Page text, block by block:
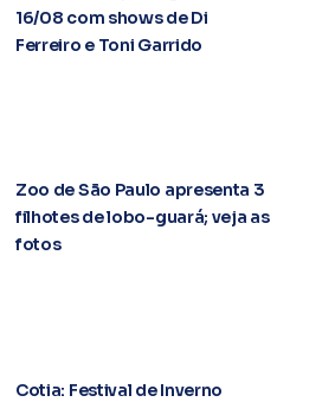
16/08 com shows de Di
Ferreiro e Toni Garrido
Zoo de São Paulo apresenta 3
filhotes de lobo-guará; veja as
fotos
Cotia: Festival de Inverno